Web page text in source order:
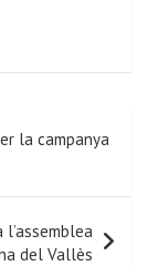
la campanya
l’assemblea
del Vallès